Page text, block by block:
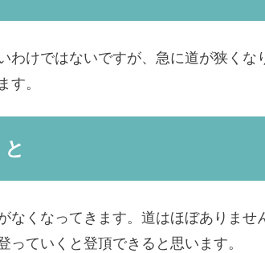
わけではないですが、急に道が狭く
す。
なくなってきます。道はほぼありませ
っていくと登頂できると思います。